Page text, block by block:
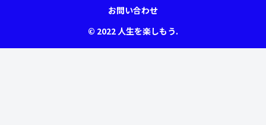
お問い合わせ
© 2022 人生を楽しもう.